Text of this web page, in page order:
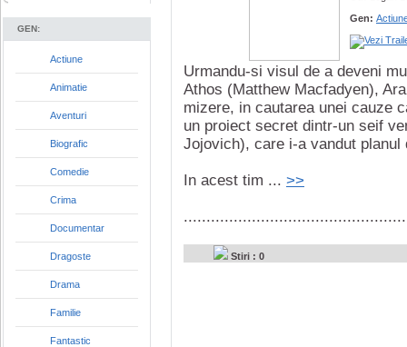
GEN:
Actiune
Animatie
Aventuri
Biografic
Comedie
Crima
Documentar
Dragoste
Drama
Familie
Fantastic
Gen:
Urmandu-si visul de a deveni
Athos (Matthew Macfadyen),
mizere, in cautarea unei cauze
un proiect secret dintr-un seif
Jojovich), care i-a vandut
In acest tim ... >>
Stiri : 0